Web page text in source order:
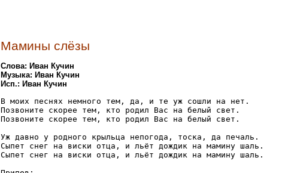
Мамины слёзы
Слова: Иван Кучин
Музыка: Иван Кучин
Исп.: Иван Кучин
В моих песнях немного тем, да, и те уж сошли на нет.
Позвоните скорее тем, кто родил Вас на белый свет.
Позвоните скорее тем, кто родил Вас на белый свет.
Уж давно у родного крыльца непогода, тоска, да печаль.
Сыпет снег на виски отца, и льёт дождик на мамину шаль.
Сыпет снег на виски отца, и льёт дождик на мамину шаль.